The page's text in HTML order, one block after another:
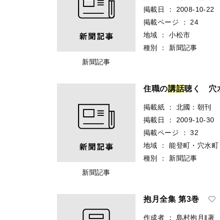
新聞記事
掲載日
：
2008-10-22
掲載ページ
：
24
地域
：
小松市
種別
： 新聞記事
新聞記事
住職の講話聴く 穴
掲載紙 ：
北國：朝刊
掲載日
：
2009-10-30
掲載ページ
：
32
地域
：
能登町・穴水町
種別
： 新聞記事
抱月全集 第3巻
作成者 ： 島村抱月‖著